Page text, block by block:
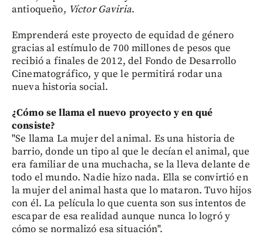
antioqueño, Víctor Gaviria.
Emprenderá este proyecto de equidad de género
gracias al estímulo de 700 millones de pesos que
recibió a finales de 2012, del Fondo de Desarrollo
Cinematográfico, y que le permitirá rodar una
nueva historia social.
¿Cómo se llama el nuevo proyecto y en qué
consiste?
"Se llama La mujer del animal. Es una historia de
barrio, donde un tipo al que le decían el animal, que
era familiar de una muchacha, se la lleva delante de
todo el mundo. Nadie hizo nada. Ella se convirtió en
la mujer del animal hasta que lo mataron. Tuvo hijos
con él. La película lo que cuenta son sus intentos de
escapar de esa realidad aunque nunca lo logró y
cómo se normalizó esa situación".